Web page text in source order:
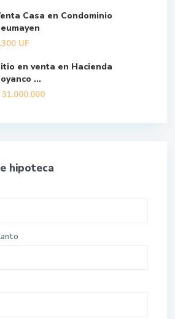
Casa en Condominio
UF
en venta en Hacienda
...
31.000.000
hipoteca